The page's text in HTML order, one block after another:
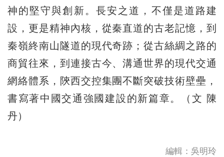
神的堅守與創新。長安之道，不僅是道路建
設，更是精神內核，從秦直道的古老記憶，到
秦嶺終南山隧道的現代奇跡；從古絲綢之路的
商貿往來，到連接古今、溝通世界的現代交通
網絡體系，陝西交控集團不斷突破技術壁壘，
書寫著中國交通強國建設的新篇章。（文 陳
丹）
編輯：吳明玲